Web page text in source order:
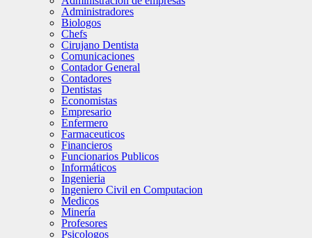
Administradores
Biologos
Chefs
Cirujano Dentista
Comunicaciones
Contador General
Contadores
Dentistas
Economistas
Empresario
Enfermero
Farmaceuticos
Financieros
Funcionarios Publicos
Informáticos
Ingenieria
Ingeniero Civil en Computacion
Medicos
Minería
Profesores
Psicologos